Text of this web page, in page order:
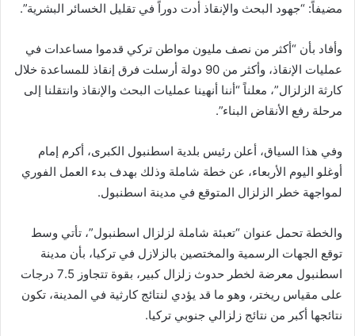
مضيفاً: “جهود البحث والإنقاذ أدت دوراً في تقليل الخسائر البشرية”.
وأفاد بأن “أكثر من نصف مليون مواطن تركي قدموا مساعدات في
عمليات الإنقاذ، وأكثر من 90 دولة أرسلت فرق إنقاذ للمساعدة خلال
كارثة الزلزال”، معلناً “أننا أنهينا عمليات البحث والإنقاذ وانتقلنا إلى
مرحلة رفع الأنقاض البناء”.
وفي هذا السياق، أعلن رئيس بلدية اسطنبول الكبرى، أكرم إمام
أوغلو اليوم الأربعاء، عن خطة شاملة وذلك بهدف بدء العمل الفوري
لمواجهة خطر الزلزال المتوقع في مدينة اسطنبول.
والخطة تحمل عنوان “تعبئة شاملة لزلزال اسطنبول”، تأتي وسط
توقع الجهات الرسمية والمختصين بالزلازل في تركيا، بأن مدينة
اسطنبول معرضة لخطر حدوث زلزال كبير، بقوة تتجاوز 7.5 درجات
على مقياس ريختر، وهو ما قد يؤدي لنتائج كارثية في المدينة، تكون
نتائجها أكبر من نتائج زلزالي جنوبي تركيا.